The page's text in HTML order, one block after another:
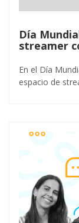
Día
streamer
En el Día
espacio de